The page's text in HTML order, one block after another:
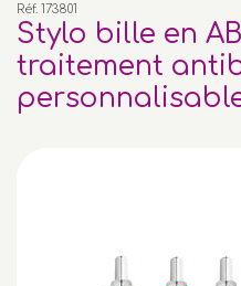
Réf. 173801
Stylo bille en
traitement